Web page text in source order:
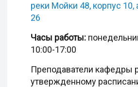
реки Мойки 48, корпус 10,
26
Часы работы:
10:00-17:00
Преподаватели кафедры
утвержденному